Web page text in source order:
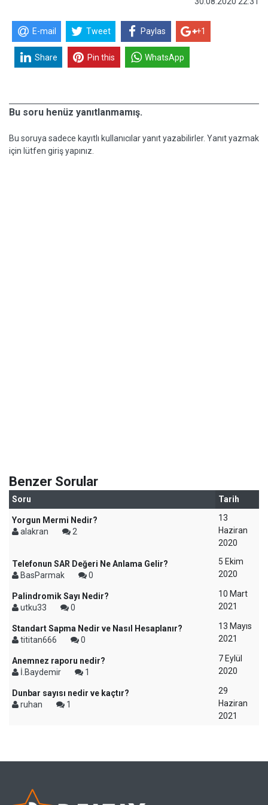
E-mail Tweet Paylas +1
Share Pin this WhatsApp
Bu soru henüz yanıtlanmamış.
Bu soruya sadece kayıtlı kullanıcılar yanıt yazabilirler. Yanıt yazmak
için lütfen giriş yapınız.
Benzer Sorular
Soru Tarih
Yorgun Mermi Nedir?
alakran
2
13
Haziran
2020
Telefonun SAR Değeri Ne Anlama Gelir?
BasParmak
0
5 Ekim
2020
Palindromik Sayı Nedir?
utku33
0
10 Mart
2021
Standart Sapma Nedir ve Nasıl Hesaplanır?
tititan666
0
13 Mayıs
2021
Anemnez raporu nedir?
İ.Baydemir
1
7 Eylül
2020
Dunbar sayısı nedir ve kaçtır?
ruhan
1
29
Haziran
2021